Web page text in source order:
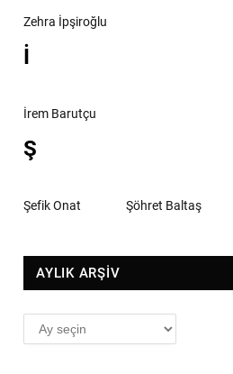
Zehra İpşiroğlu
İ
İrem Barutçu
Ş
Şefik Onat Şöhret Baltaş
AYLIK ARŞİV
AYLIK
ARŞİV